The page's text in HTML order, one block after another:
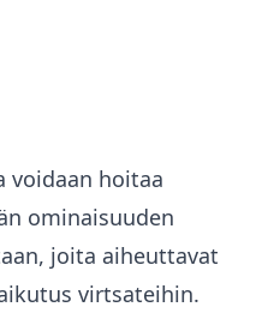
voidaan hoitaa
ominaisuuden
joita aiheuttavat
virtsateihin.